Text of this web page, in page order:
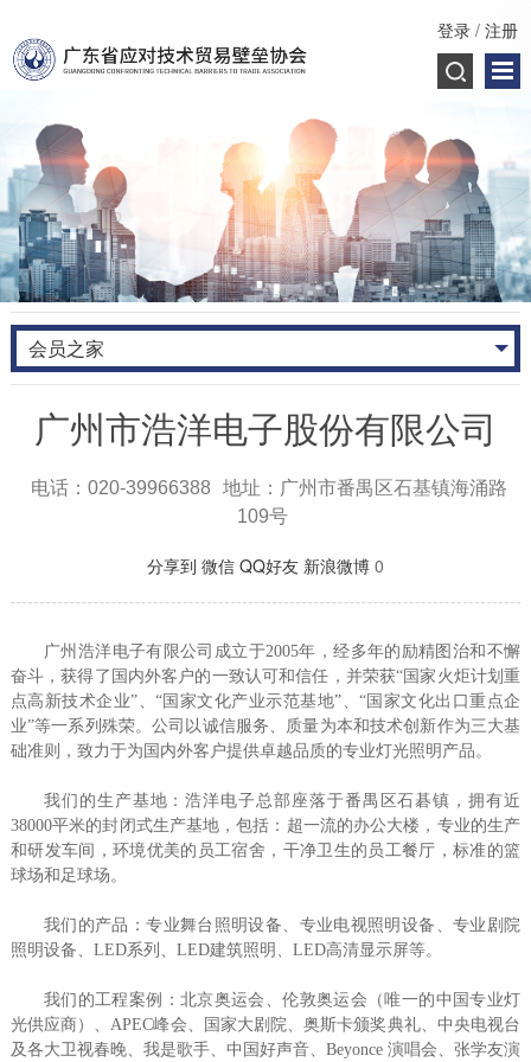
登录 /注册
会员之家
广州市浩洋电子股份有限公司
电话：020-39966388
地址：广州市番禺区石基镇海涌路
109号
分享到 微信 QQ好友 新浪微博 0
广州浩洋电子有限公司成立于2005年，经多年的励精图治和不懈
奋斗，获得了国内外客户的一致认可和信任，并荣获“国家火炬计划重
点高新技术企业”、“国家文化产业示范基地”、“国家文化出口重点企
业”等一系列殊荣。公司以诚信服务、质量为本和技术创新作为三大基
础准则，致力于为国内外客户提供卓越品质的专业灯光照明产品。
我们的生产基地：浩洋电子总部座落于番禺区石碁镇，拥有近
38000平米的封闭式生产基地，包括：超一流的办公大楼，专业的生产
和研发车间，环境优美的员工宿舍，干净卫生的员工餐厅，标准的篮
球场和足球场。
我们的产品：专业舞台照明设备、专业电视照明设备、专业剧院
照明设备、LED系列、LED建筑照明、LED高清显示屏等。
我们的工程案例：北京奥运会、伦敦奥运会（唯一的中国专业灯
光供应商）、APEC峰会、国家大剧院、奥斯卡颁奖典礼、中央电视台
及各大卫视春晚、我是歌手、中国好声音、Beyonce 演唱会、张学友演